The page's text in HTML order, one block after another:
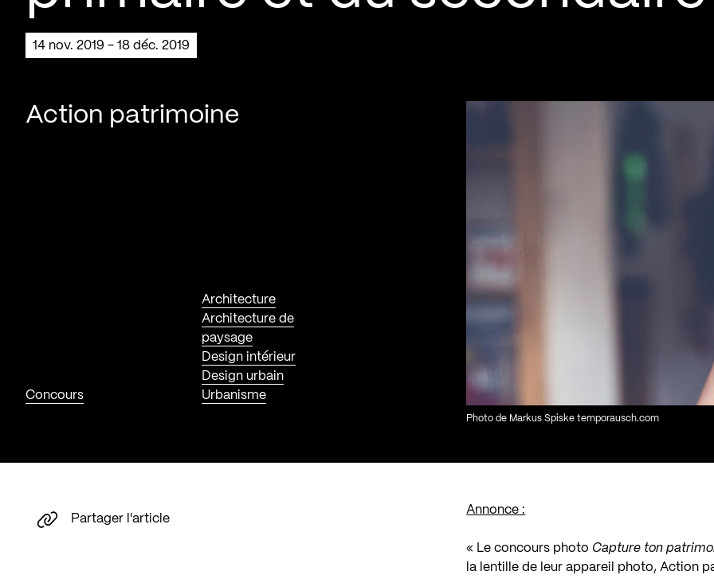
14 nov. 2019 - 18 déc. 2019
Action patrimoine
Concours
Architecture
Architecture de
paysage
Design intérieur
Design urbain
Urbanisme
Photo de Markus Spiske temporausch.com
Annonce :
« Le concours photo Capture ton
la lentille de leur appareil photo, Action
Partager l'article